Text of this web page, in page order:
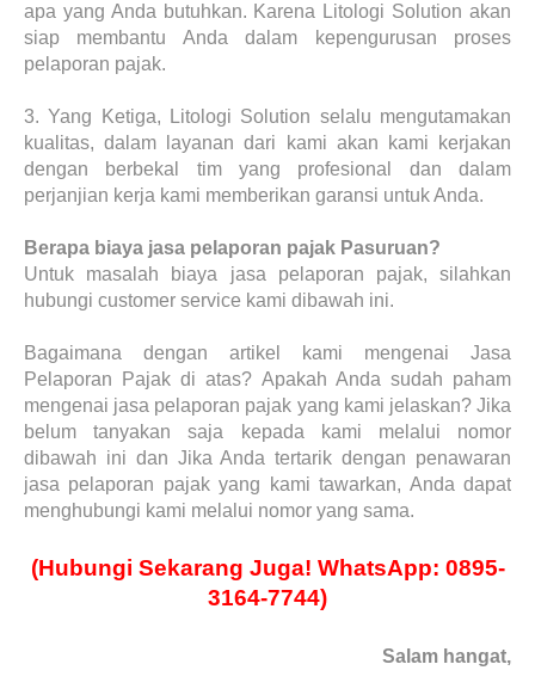
apa yang Anda butuhkan. Karena Litologi Solution akan
siap membantu Anda dalam kepengurusan proses
pelaporan pajak.
3. Yang Ketiga, Litologi Solution selalu mengutamakan
kualitas, dalam layanan dari kami akan kami kerjakan
dengan berbekal tim yang profesional dan dalam
perjanjian kerja kami memberikan garansi untuk Anda.
Berapa biaya jasa pelaporan pajak Pasuruan?
Untuk masalah biaya jasa pelaporan pajak, silahkan
hubungi customer service kami dibawah ini.
Bagaimana dengan artikel kami mengenai Jasa
Pelaporan Pajak di atas? Apakah Anda sudah paham
mengenai jasa pelaporan pajak yang kami jelaskan? Jika
belum tanyakan saja kepada kami melalui nomor
dibawah ini dan Jika Anda tertarik dengan penawaran
jasa pelaporan pajak yang kami tawarkan, Anda dapat
menghubungi kami melalui nomor yang sama.
(Hubungi Sekarang Juga! WhatsApp: 0895-
3164-7744)
Salam hangat,